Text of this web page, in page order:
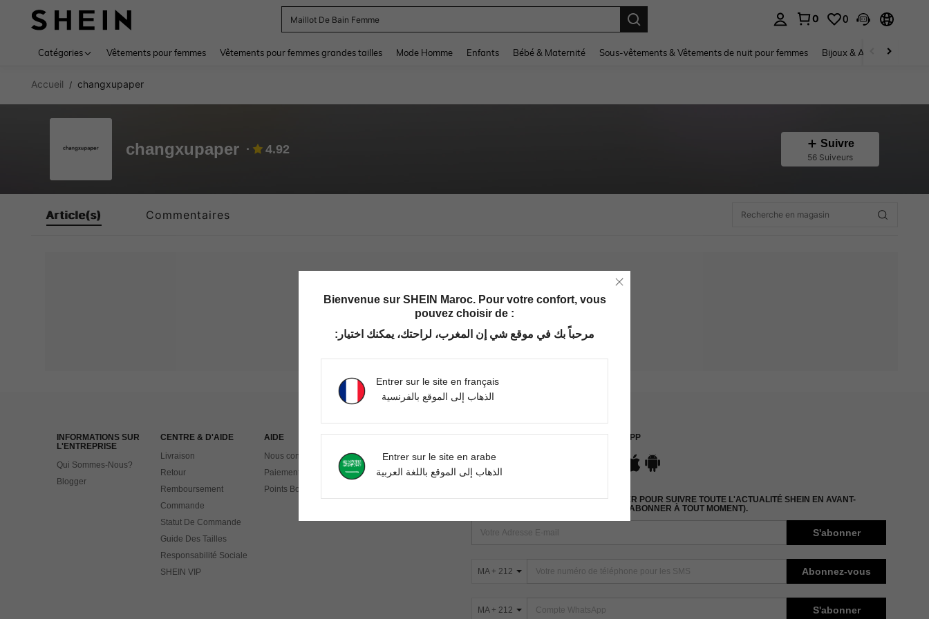
Maillot De Bain Femme
0 0
Catégories Vêtements pour femmes Vêtements pour femmes grandes tailles Mode Homme Enfants Bébé & Maternité Sous-vêtements & Vêtements de nuit pour femmes Bijoux & Accessoires pour
Accueil / changxupaper
changxupaper 4.92 Suivre
56 Suiveurs
Article(s) Commentaires
Aucun article trouvé. Veuillez essayer une autre recherche.
INFORMATIONS SUR
L'ENTREPRISE
Qui Sommes-Nous?
Blogger
CENTRE & D'AIDE
Livraison
Retour
Remboursement
Commande
Statut De Commande
Guide Des Tailles
Responsabilité Sociale
SHEIN VIP
AIDE
Nous contacter
Paiement
Points Bonus
TROUVEZ-NOUS SUR APP
ABONNEZ-VOUS À NOTRE NEWSLETTER POUR SUIVRE TOUTE L'ACTUALITÉ SHEIN EN AVANT-
PREMIÈRE ! (VOUS POUVEZ VOUS DÉSABONNER À TOUT MOMENT).
S'abonner
MA + 212 Abonnez-vous
MA + 212 S'abonner
Bienvenue sur SHEIN Maroc. Pour votre confort, vous
pouvez choisir de :
مرحباً بك في موقع شي إن المغرب، لراحتك، يمكنك اختيار:
Entrer sur le site en français
الذهاب إلى الموقع بالفرنسية
Entrer sur le site en arabe
الذهاب إلى الموقع باللغة العربية